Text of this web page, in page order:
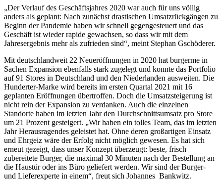
„Der Verlauf des Geschäftsjahres 2020 war auch für uns völlig
anders als geplant: Nach zunächst drastischen Umsatzrückgängen zu
Beginn der Pandemie haben wir schnell gegengesteuert und das
Geschäft ist wieder rapide gewachsen, so dass wir mit dem
Jahresergebnis mehr als zufrieden sind“, meint Stephan Gschöderer.
Mit deutschlandweit 22 Neueröffnungen in 2020 hat burgerme in
Sachen Expansion ebenfalls stark zugelegt und konnte das Portfolio
auf 91 Stores in Deutschland und den Niederlanden ausweiten. Die
Hunderter-Marke wird bereits im ersten Quartal 2021 mit 16
geplanten Eröffnungen übertroffen. Doch die Umsatzsteigerung ist
nicht rein der Expansion zu verdanken. Auch die einzelnen
Standorte haben im letzten Jahr den Durchschnittsumsatz pro Store
um 21 Prozent gesteigert. „Wir haben ein tolles Team, das im letzten
Jahr Herausragendes geleistet hat. Ohne deren großartigen Einsatz
und Ehrgeiz wäre der Erfolg nicht möglich gewesen. Es hat sich
erneut gezeigt, dass unser Konzept überzeugt: beste, frisch
zubereitete Burger, die maximal 30 Minuten nach der Bestellung an
die Haustür oder ins Büro geliefert werden. Wir sind der Burger-
und Lieferexperte in einem“, freut sich Johannes Bankwitz.